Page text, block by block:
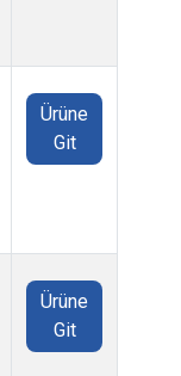
Ürüne
Git
Ürüne
Git